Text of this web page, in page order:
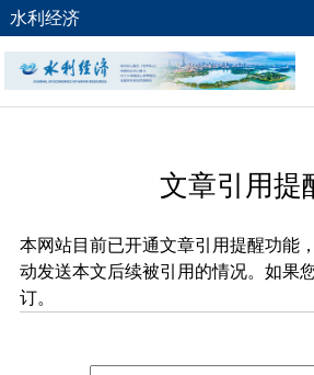
水利经济
文章引用提
本网站目前已开通文章引用提醒功能
动发送本文后续被引用的情况。如果
订。